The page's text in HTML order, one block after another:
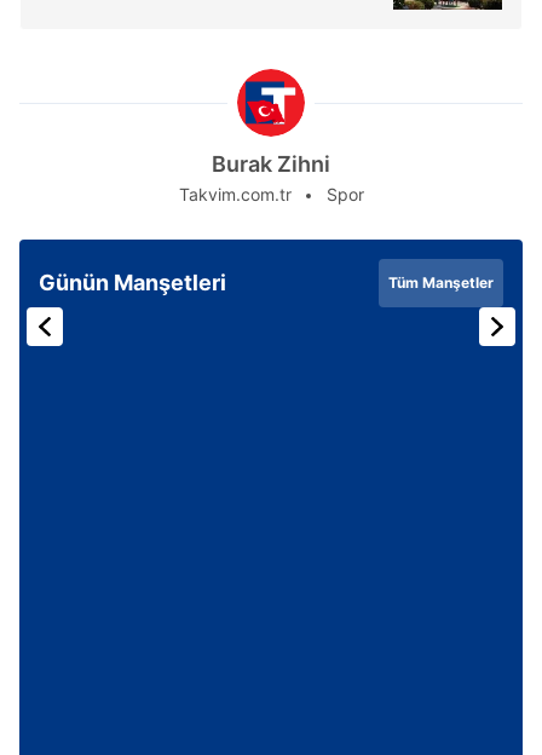
Burak Zihni
Takvim.com.tr Spor
Günün Manşetleri Tüm Manşetler